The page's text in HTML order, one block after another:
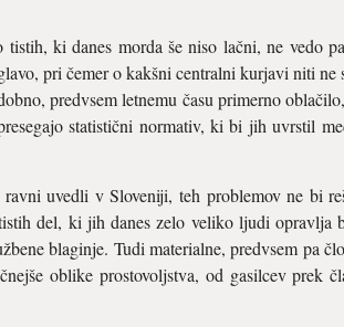
tistih, ki danes morda še niso lačni, ne
pri čemer o kakšni centralni kurjavi niti
predvsem letnemu času primerno
statistični normativ, ki bi jih uvrstil
uvedli v Sloveniji, teh problemov ne bi
del, ki jih danes zelo veliko ljudi
blaginje. Tudi materialne, predvsem pa
oblike prostovoljstva, od gasilcev prek